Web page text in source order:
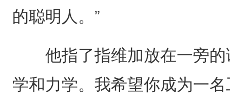
的聪明人。”
他指了指维加放在一旁的
学和力学。我希望你成为一